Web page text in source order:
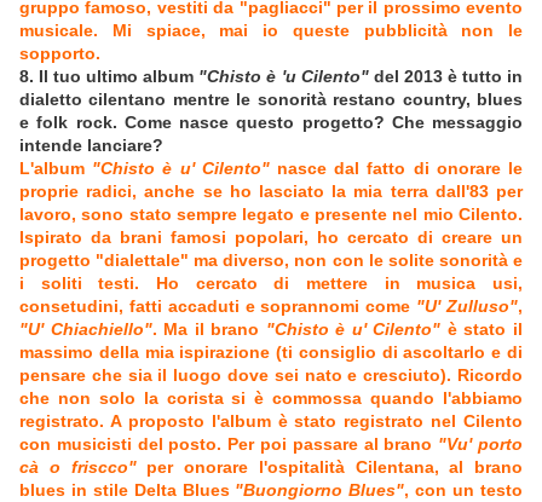
gruppo famoso, vestiti da "pagliacci" per il prossimo evento
musicale. Mi spiace, mai io queste pubblicità non le
sopporto.
8. Il tuo ultimo album "Chisto è 'u Cilento"del 2013 è tutto in
dialetto cilentano mentre le sonorità restano country, blues
e folk rock. Come nasce questo progetto? Che messaggio
intende lanciare?
L'album "Chisto è u' Cilento"nasce dal fatto di onorare le
proprie radici, anche se ho lasciato la mia terra dall'83 per
lavoro, sono stato sempre legato e presente nel mio Cilento.
Ispirato da brani famosi popolari, ho cercato di creare un
progetto "dialettale" ma diverso, non con le solite sonorità e
i soliti testi. Ho cercato di mettere in musica usi,
consetudini, fatti accaduti e soprannomi come "U' Zulluso",
"U' Chiachiello". Ma il brano "Chisto è u' Cilento" è stato il
massimo della mia ispirazione (ti consiglio di ascoltarlo e di
pensare che sia il luogo dove sei nato e cresciuto). Ricordo
che non solo la corista si è commossa quando l'abbiamo
registrato. A proposto l'album è stato registrato nel Cilento
con musicisti del posto. Per poi passare al brano "Vu' porto
cà o friscco"per onorare l'ospitalità Cilentana, al brano
blues in stile Delta Blues "Buongiorno Blues", con un testo